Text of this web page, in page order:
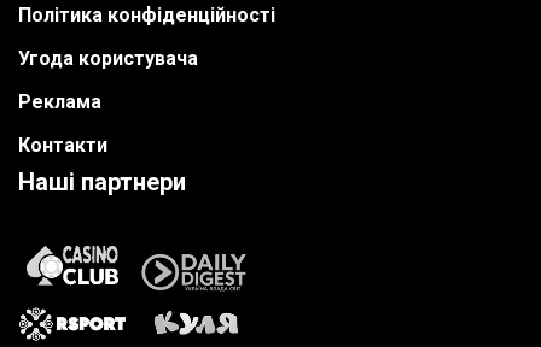
Політика конфіденційності
Угода користувача
Реклама
Контакти
Наші партнери